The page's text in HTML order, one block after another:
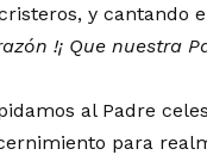
y cantando
ón!¡ Que nuestra
al Padre
para